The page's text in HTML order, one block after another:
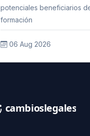
potenciales beneficiarios
formación
06 Aug 2026